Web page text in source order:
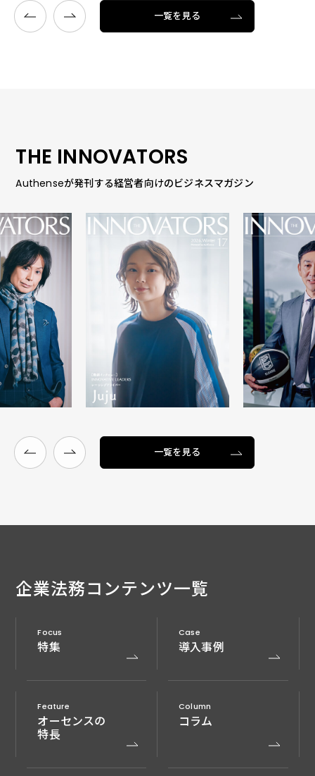
一覧を見る
THE INNOVATORS
Authenseが発刊する経営者向けのビジネスマガジン
一覧を見る
企業法務コンテンツ一覧
Focus
特集
Case
導入事例
Feature
オーセンスの
特長
Column
コラム